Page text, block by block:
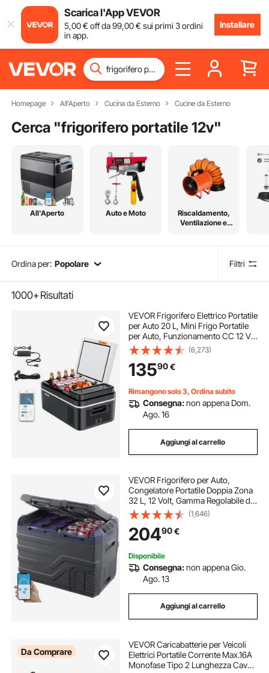
Scarica l'App VEVOR
5,00€ off da99,00€ sui primi 3 ordini
in app.
Installare
Homepage All'Aperto Cucina da Esterno Cucine da Esterno
Cerca "frigorifero portatile 12v"
All'Aperto Auto e Moto
Riscaldamento,
Ventilazione e
Ordina per: Popolare Filtri
1000+Risultati
VEVOR Frigorifero Elettrico Portatile
per Auto 20 L, Mini Frigo Portatile
per Auto, Funzionamento CC 12 V
24 V, CA da 100 V a 240 V,
Temperatura Regolabile da -20 °C a
20 °C, per Camper Viaggio Barca
(6,273)
13590€
Rimangono solo 3, Ordina subito
Consegna:non appena Dom.
Ago. 16
Aggiungi al carrello
VEVOR Frigorifero per Auto,
Congelatore Portatile Doppia Zona
32 L, 12 Volt, Gamma Regolabile da
-20 ~ 20 ℃, Dispositivo di
Raffreddamento a Compressore
12/24 V CC e 100-240 V CA per
Campeggio Camper
(1,646)
20490€
Disponibile
Consegna:non appena Gio.
Ago. 13
Aggiungi al carrello
Da Comprare
VEVOR Caricabatterie per Veicoli
Elettrici Portatile Corrente Max.16A
Monofase Tipo 2 Lunghezza Cavo